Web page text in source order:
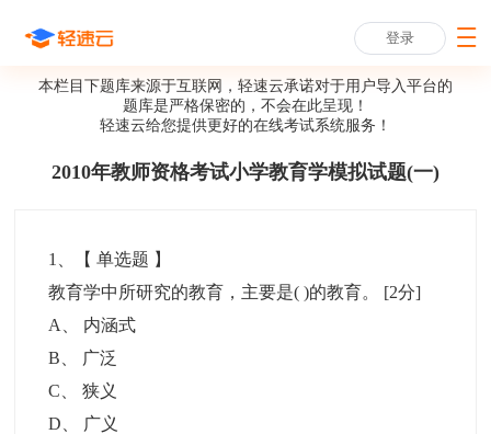
登录
本栏目下题库来源于互联网，轻速云承诺对于用户导入平台的
题库是严格保密的，不会在此呈现！
轻速云给您提供更好的在线考试系统服务！
2010年教师资格考试小学教育学模拟试题(一)
1 、【单选题 】
教育学中所研究的教育，主要是( )的教育。 [2分]
A
内涵式
B
广泛
C 、狭义
D
广义